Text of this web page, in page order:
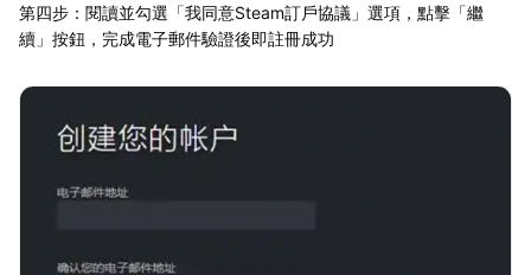
第四步：閱讀並勾選「我同意Steam訂戶協議」選項，點擊「繼
續」按鈕，完成電子郵件驗證後即註冊成功